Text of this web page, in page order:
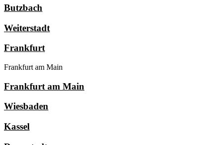
Butzbach
Weiterstadt
Frankfurt
Frankfurt am Main
Frankfurt am Main
Wiesbaden
Kassel